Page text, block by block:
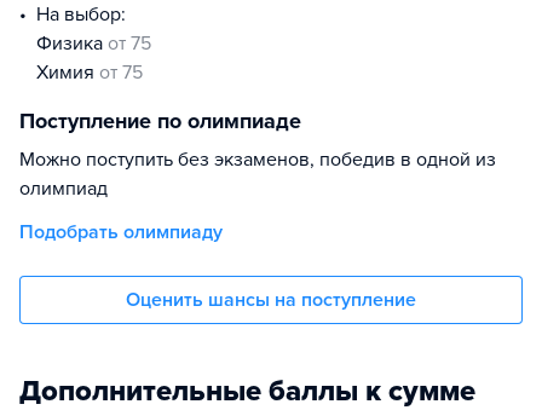
На выбор:
физика от 75
химия от 75
Поступление по олимпиаде
Можно поступить без экзаменов, победив в одной из
олимпиад
Подобрать олимпиаду
Оценить шансы на поступление
Дополнительные баллы к сумме